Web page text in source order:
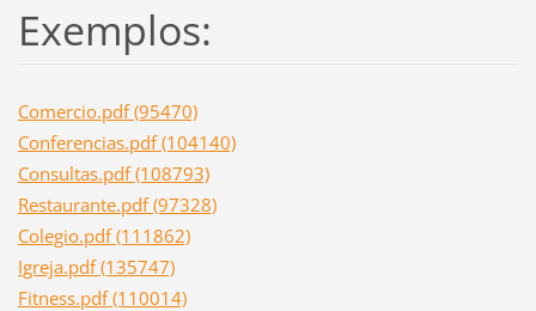
Exemplos:
Comercio.pdf (95470)
Conferencias.pdf (104140)
Consultas.pdf (108793)
Restaurante.pdf (97328)
Colegio.pdf (111862)
Igreja.pdf (135747)
Fitness.pdf (110014)